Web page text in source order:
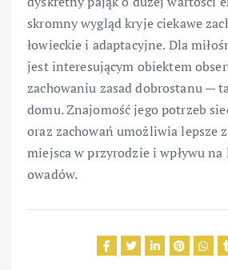
skromny wygląd kryje ciekawe
łowieckie i adaptacyjne. Dla
jest interesującym obiektem
zachowaniu zasad dobrostanu —
domu. Znajomość jego potrzeb
oraz zachowań umożliwia lepsze
miejsca w przyrodzie i wpływu
owadów.